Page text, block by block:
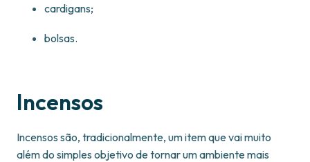
cardigans;
bolsas.
Incensos
Incensos são, tradicionalmente, um item que vai muito
além do simples objetivo de tornar um ambiente mais